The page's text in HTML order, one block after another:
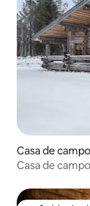
Casa de
Casa de